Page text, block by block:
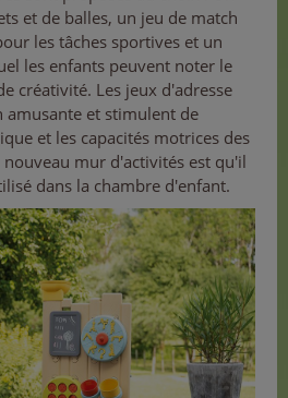
et de balles, un jeu de match
les tâches sportives et un
les enfants peuvent noter le
créativité. Les jeux d'adresse
et stimulent de
et les capacités motrices des
nouveau mur d'activités est qu'il
dans la chambre d'enfant.